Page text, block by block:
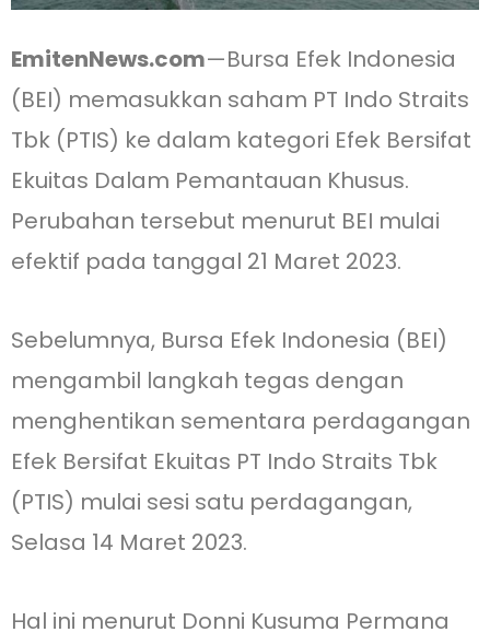
EmitenNews.com—Bursa Efek Indonesia
(BEI) memasukkan saham PT Indo Straits
Tbk (PTIS) ke dalam kategori Efek Bersifat
Ekuitas Dalam Pemantauan Khusus.
Perubahan tersebut menurut BEI mulai
efektif pada tanggal 21 Maret 2023.
Sebelumnya, Bursa Efek Indonesia (BEI)
mengambil langkah tegas dengan
menghentikan sementara perdagangan
Efek Bersifat Ekuitas PT Indo Straits Tbk
(PTIS) mulai sesi satu perdagangan,
Selasa 14 Maret 2023.
Hal ini menurut Donni Kusuma Permana